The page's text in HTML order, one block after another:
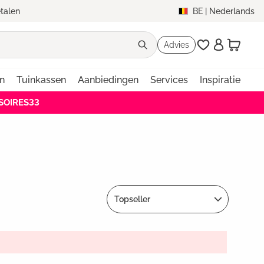
BE | Nederlands
Advies
Tuinkassen Aanbiedingen Services Inspiratie
Topseller